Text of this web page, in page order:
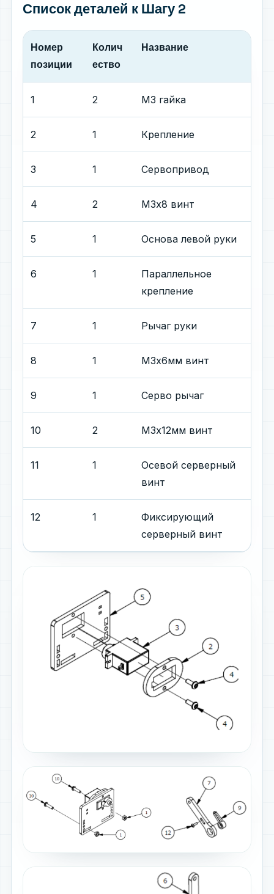
Список деталей к Шагу 2
Номер
позиции
Колич
ество
Название
1 2 М3 гайка
2 1 Крепление
3 1 Сервопривод
4 2 М3х8 винт
5 1 Основа левой руки
6 1
Параллельное
крепление
7 1 Рычаг руки
8 1 М3x6мм винт
9 1 Серво рычаг
10 2 М3х12мм винт
11 1
Осевой серверный
винт
12 1
Фиксирующий
серверный винт